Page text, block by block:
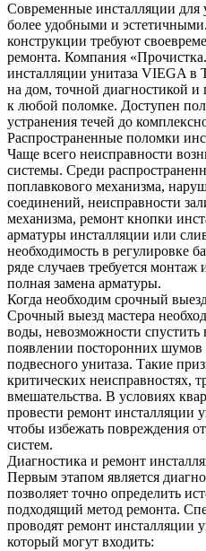
Современные инсталляции для
более удобными и
конструкции требуют
ремонта. Компания
инсталляции унитаза VIEGA в
на дом, точной диагностикой
к любой поломке. Доступен
устранения течей до
Распространенные поломки
Чаще всего неисправности
системы. Среди
поплавкового механизма,
соединений, неисправности
механизма, ремонт кнопки
арматуры инсталляции или
необходимость в регулировке
ряде случаев требуется
полная замена арматуры.
Когда необходим срочный
Срочный выезд мастера
воды, невозможности спустить
появлении посторонних шумов
подвесного унитаза. Такие
критических неисправностях,
вмешательства. В условиях
провести ремонт инсталляции
чтобы избежать повреждения
систем.
Диагностика и ремонт
Первым этапом является
позволяет точно определить
подходящий метод ремонта.
проводят ремонт инсталляции
который могут входить: